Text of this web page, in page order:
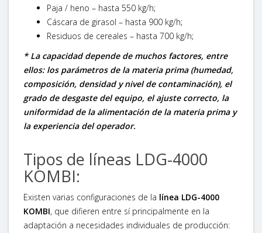
Paja / heno – hasta 550 kg/h;
Cáscara de girasol – hasta 900 kg/h;
Residuos de cereales – hasta 700 kg/h;
* La capacidad depende de muchos factores, entre
ellos: los parámetros de la materia prima (humedad,
composición, densidad y nivel de contaminación), el
grado de desgaste del equipo, el ajuste correcto, la
uniformidad de la alimentación de la materia prima y
la experiencia del operador.
Tipos de líneas LDG-4000
KOMBI:
Existen varias configuraciones de la línea LDG-4000
KOMBI, que difieren entre sí principalmente en la
adaptación a necesidades individuales de producción: